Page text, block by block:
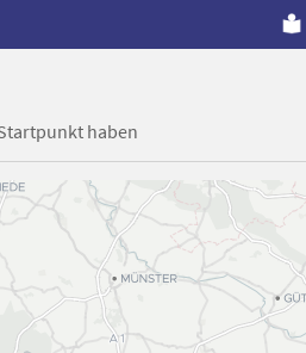
haben